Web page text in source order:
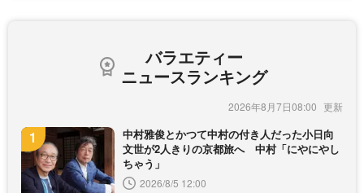
バラエティー
ニュースランキング
2026年8月7日08:00
中村雅俊とかつて中村の付き人だった小日向
文世が2人きりの京都旅へ 中村「にやにやし
ちゃう」
2026/8/5 12:00